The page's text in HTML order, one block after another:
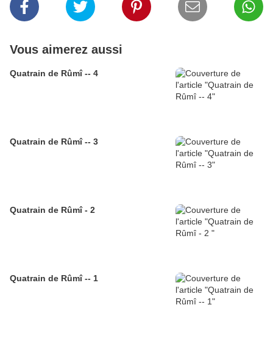
Vous aimerez aussi
Quatrain de Rûmî -- 4
Quatrain de Rûmî -- 3
Quatrain de Rûmî - 2
Quatrain de Rûmî -- 1